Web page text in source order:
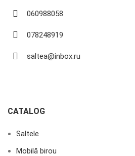
060988058
078248919
saltea@inbox.ru
CATALOG
Saltele
Mobilă birou